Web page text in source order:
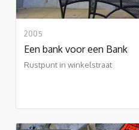
2005
Een bank voor een Bank
Rustpunt in winkelstraat